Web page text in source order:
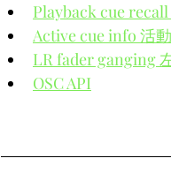
Playback cue
Active cue info 活
LR fader ganging
OSC API